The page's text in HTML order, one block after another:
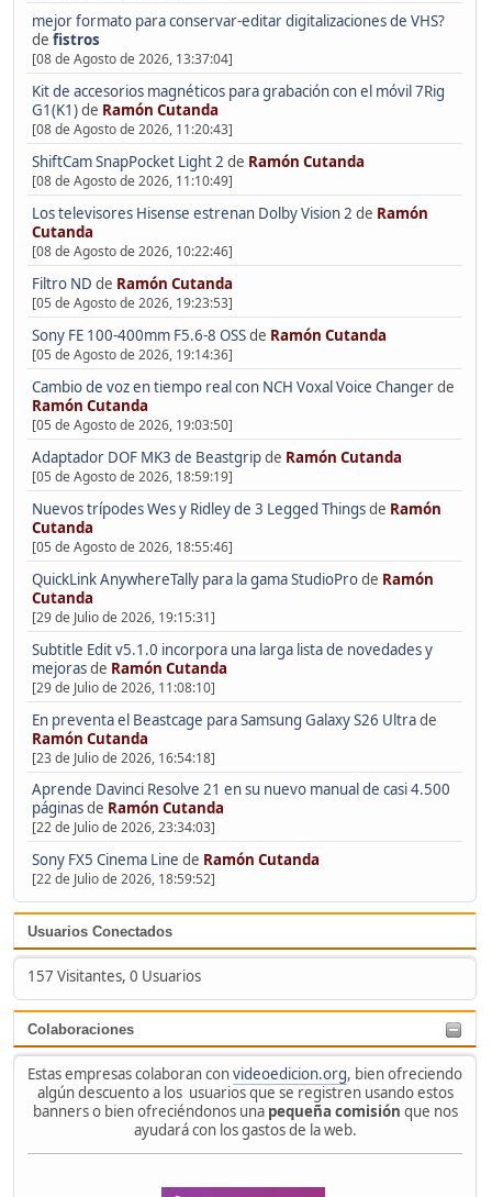
mejor formato para conservar-editar digitalizaciones de VHS?
de fistros
[08 de Agosto de 2026, 13:37:04]
Kit de accesorios magnéticos para grabación con el móvil 7Rig
G1(K1)de Ramón Cutanda
[08 de Agosto de 2026, 11:20:43]
ShiftCam SnapPocket Light 2 de Ramón Cutanda
[08 de Agosto de 2026, 11:10:49]
Los televisores Hisense estrenan Dolby Vision 2 de Ramón
Cutanda
[08 de Agosto de 2026, 10:22:46]
Filtro ND de Ramón Cutanda
[05 de Agosto de 2026, 19:23:53]
Sony FE 100-400mm F5.6-8 OSSde Ramón Cutanda
[05 de Agosto de 2026, 19:14:36]
Cambio de voz en tiempo real con NCH Voxal Voice Changerde
Ramón Cutanda
[05 de Agosto de 2026, 19:03:50]
Adaptador DOF MK3 de Beastgripde Ramón Cutanda
[05 de Agosto de 2026, 18:59:19]
Nuevos trípodes Wes y Ridley de 3 Legged Thingsde Ramón
Cutanda
[05 de Agosto de 2026, 18:55:46]
QuickLink AnywhereTally para la gama StudioProde Ramón
Cutanda
[29 de Julio de 2026, 19:15:31]
Subtitle Edit v5.1.0 incorpora una larga lista de novedades y
mejorasde Ramón Cutanda
[29 de Julio de 2026, 11:08:10]
En preventa el Beastcage para Samsung Galaxy S26 Ultrade
Ramón Cutanda
[23 de Julio de 2026, 16:54:18]
Aprende Davinci Resolve 21 en su nuevo manual de casi 4.500
páginasde Ramón Cutanda
[22 de Julio de 2026, 23:34:03]
Sony FX5 Cinema Line de Ramón Cutanda
[22 de Julio de 2026, 18:59:52]
Usuarios Conectados
157 Visitantes, 0 Usuarios
Colaboraciones
Estas empresas colaboran convideoedicion.org, bien ofreciendo
algún descuento a los usuarios que se registren usando estos
banners o bien ofreciéndonos una pequeña comisión que nos
ayudará con los gastos de la web.